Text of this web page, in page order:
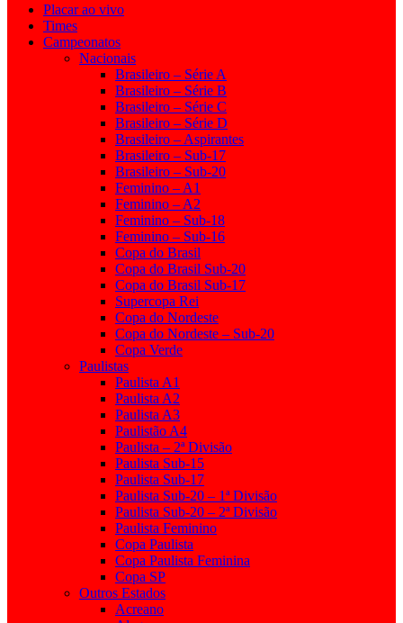
Placar ao vivo
Times
Campeonatos
Nacionais
Brasileiro – Série A
Brasileiro – Série B
Brasileiro – Série C
Brasileiro – Série D
Brasileiro – Aspirantes
Brasileiro – Sub-17
Brasileiro – Sub-20
Feminino – A1
Feminino – A2
Feminino – Sub-18
Feminino – Sub-16
Copa do Brasil
Copa do Brasil Sub-20
Copa do Brasil Sub-17
Supercopa Rei
Copa do Nordeste
Copa do Nordeste – Sub-20
Copa Verde
Paulistas
Paulista A1
Paulista A2
Paulista A3
Paulistão A4
Paulista – 2ª Divisão
Paulista Sub-15
Paulista Sub-17
Paulista Sub-20 – 1ª Divisão
Paulista Sub-20 – 2ª Divisão
Paulista Feminino
Copa Paulista
Copa Paulista Feminina
Copa SP
Outros Estados
Acreano